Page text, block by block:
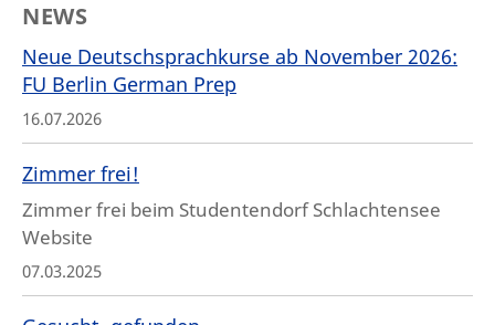
NEWS
Neue Deutschsprachkurse ab November 2026:
FU Berlin German Prep
16.07.2026
Zimmer frei!
Zimmer frei beim Studentendorf Schlachtensee
Website
07.03.2025